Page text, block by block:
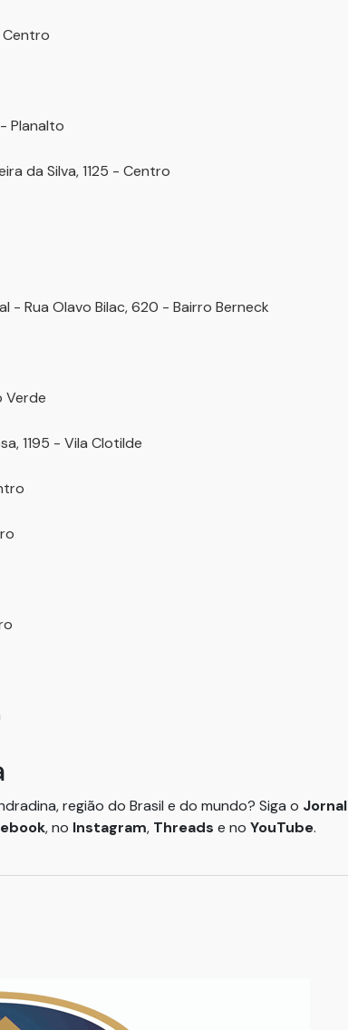
Centro
Planalto
da Silva, 1125 - Centro
- Rua Olavo Bilac, 620 - Bairro Berneck
Verde
1195 - Vila Clotilde
região do Brasil e do mundo? Siga o Jornal
, no Instagram, Threads e no YouTube.